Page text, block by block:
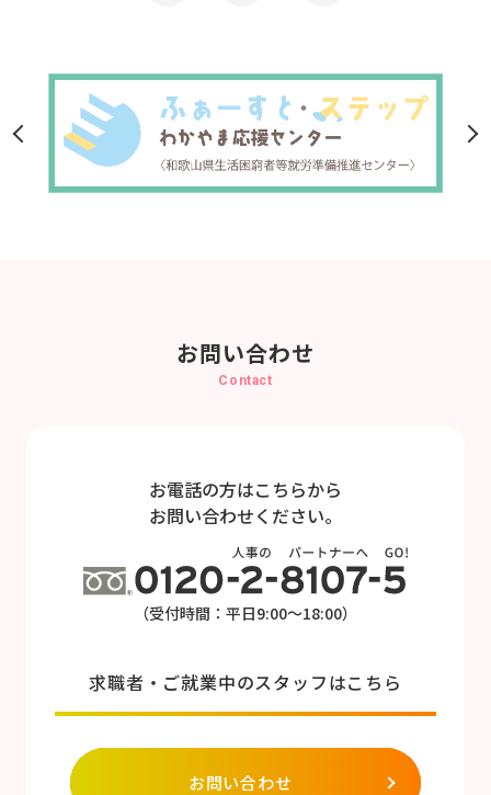
お問い合わせ
Contact
お電話の方はこちらから
お問い合わせください。
（受付時間：平日9:00～18:00）
求職者・ご就業中のスタッフはこちら
お問い合わせ